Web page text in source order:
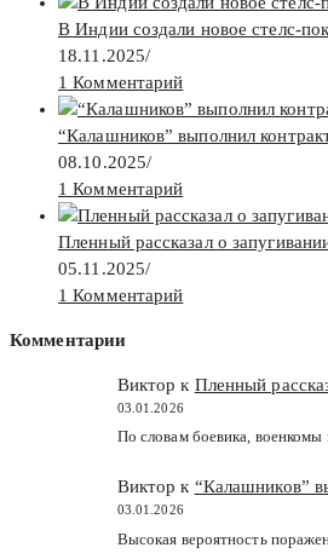
В Индии создали новое стелс-
18.11.2025/
1 Комментарий
“Калашников” выполнил
08.10.2025/
1 Комментарий
Пленный рассказал о
05.11.2025/
1 Комментарий
Комментарии
Виктор к Пленный
03.01.2026
По словам боевика, военкомы
Виктор к “Калашников”
03.01.2026
Высокая вероятность